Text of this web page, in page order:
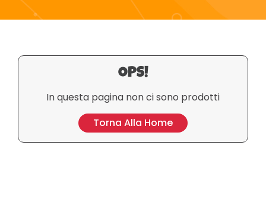
piccoli. Perfetti per regali unici, i giocattoli
Sylvanian Families offrono ore di divertimento e
OPS!
In questa pagina non ci sono prodotti
Torna Alla Home